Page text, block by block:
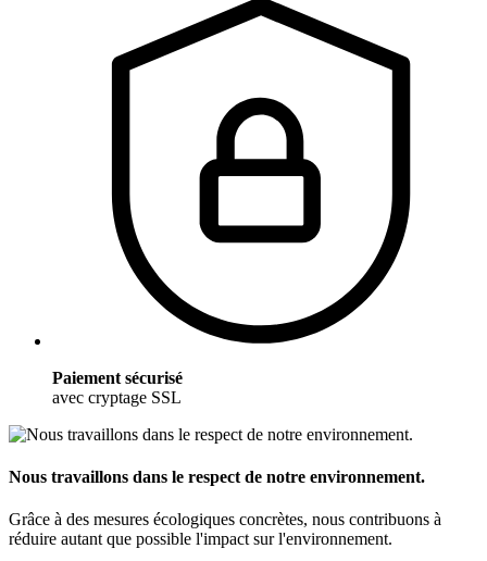
Paiement sécurisé
avec cryptage SSL
Nous travaillons dans le respect de notre environnement.
Grâce à des mesures écologiques concrètes, nous contribuons à
réduire autant que possible l'impact sur l'environnement.